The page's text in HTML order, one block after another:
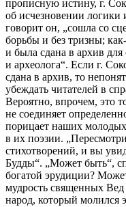
прописную истину, г.
об исчезновении логики
говорит он, „сошла со
борьбы и без тризны;
и была сдана в архив
и археолога“. Если г.
сдана в архив, то
убеждать читателей в
Вероятно, впрочем, это
не соединяет
порицает наших
в их поэзии.
стихотворений, и вы
Будды“. „Может быть“,
богатой эрудиции?
мудрость священных Вед
народ, который молился